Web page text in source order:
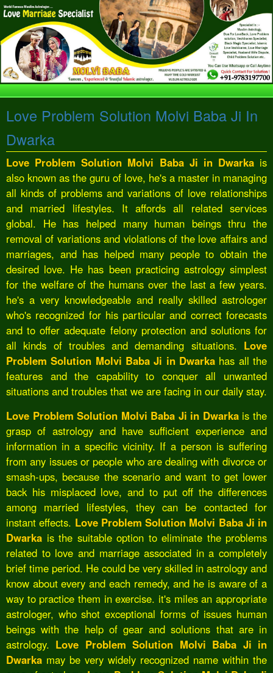
Love Problem Solution Molvi Baba Ji In
Dwarka
Love Problem Solution Molvi Baba Ji in Dwarkais
also known as the guru of love, he's a master in managing
all kinds of problems and variations of love relationships
and married lifestyles. It affords all related services
global. He has helped many human beings thru the
removal of variations and violations of the love affairs and
marriages, and has helped many people to obtain the
desired love. He has been practicing astrology simplest
for the welfare of the humans over the last a few years.
he's a very knowledgeable and really skilled astrologer
who's recognized for his particular and correct forecasts
and to offer adequate felony protection and solutions for
all kinds of troubles and demanding situations. Love
Problem Solution Molvi Baba Ji in Dwarka has all the
features and the capability to conquer all unwanted
situations and troubles that we are facing in our daily stay.
Love Problem Solution Molvi Baba Ji in Dwarkais the
grasp of astrology and have sufficient experience and
information in a specific vicinity. If a person is suffering
from any issues or people who are dealing with divorce or
smash-ups, because the scenario and want to get lower
back his misplaced love, and to put off the differences
among married lifestyles, they can be contacted for
instant effects. Love Problem Solution Molvi Baba Ji in
Dwarka is the suitable option to eliminate the problems
related to love and marriage associated in a completely
brief time period. He could be very skilled in astrology and
know about every and each remedy, and he is aware of a
way to practice them in exercise. it's miles an appropriate
astrologer, who shot exceptional forms of issues human
beings with the help of gear and solutions that are in
astrology. Love Problem Solution Molvi Baba Ji in
Dwarka may be very widely recognized name within the